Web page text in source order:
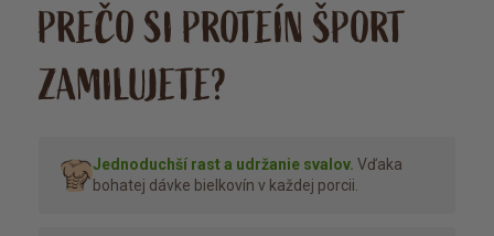
PREČO SI PROTEÍN ŠPORT
ZAMILUJETE?
Jednoduchší rast a udržanie svalov. Vďaka
bohatej dávke bielkovín v každej porcii.